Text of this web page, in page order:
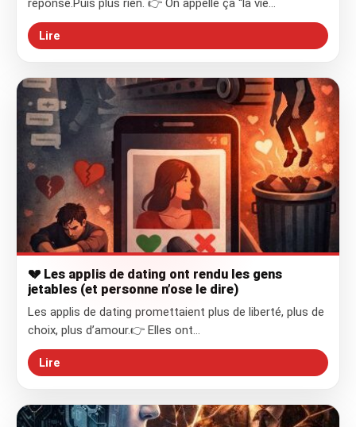
réponse.Puis plus rien. 👉 On appelle ça “la vie…
Lire
💔 Les applis de dating ont rendu les gens
jetables (et personne n’ose le dire)
Les applis de dating promettaient plus de liberté, plus de
choix, plus d’amour.👉 Elles ont…
Lire